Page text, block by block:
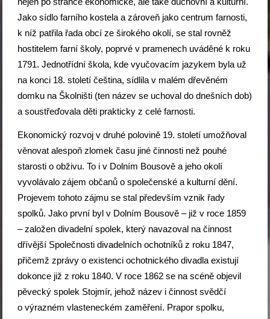
Jako sídlo farního kostela a zároveň jako centrum farnosti,
k níž patřila řada obcí ze širokého okolí, se stal rovněž
hostitelem farní školy, poprvé v pramenech uváděné k roku
1791. Jednotřídní škola, kde vyučovacím jazykem byla už
na konci 18. století čeština, sídlila v malém dřevěném
domku na Školništi (ten název se uchoval do dnešních dob)
a soustřeďovala děti prakticky z celé farnosti.
Ekonomický rozvoj v druhé polovině 19. století umožňoval
věnovat alespoň zlomek času jiné činnosti než pouhé
starosti o obživu. To i v Dolním Bousově a jeho okolí
vyvolávalo zájem občanů o společenské a kulturní dění.
Projevem tohoto zájmu se stal především vznik řady
spolků. Jako první byl v Dolním Bousově – již v roce 1859
– založen divadelní spolek, který navazoval na činnost
dřívější Společnosti divadelních ochotníků z roku 1847,
přičemž zprávy o existenci ochotnického divadla existují
dokonce již z roku 1840. V roce 1862 se na scéně objevil
pěvecký spolek Stojmír, jehož název i činnost svědčí
o výrazném vlasteneckém zaměření. Prapor spolku,